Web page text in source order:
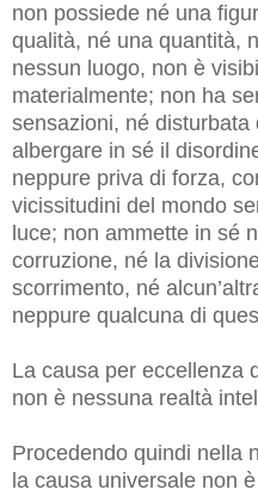
non possiede né una
qualità, né una quantità,
nessun luogo, non è
materialmente; non ha
sensazioni, né
albergare in sé il
neppure priva di forza,
vicissitudini del mondo
luce; non ammette in sé
corruzione, né la
scorrimento, né
neppure qualcuna di
La causa per eccellenza
non è nessuna realtà
Procedendo quindi nella
la causa universale non